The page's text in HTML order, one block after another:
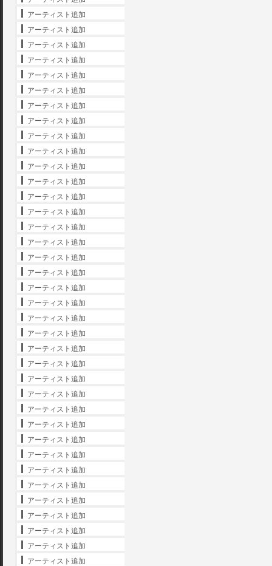
アーティスト追加
アーティスト追加
アーティスト追加
アーティスト追加
アーティスト追加
アーティスト追加
アーティスト追加
アーティスト追加
アーティスト追加
アーティスト追加
アーティスト追加
アーティスト追加
アーティスト追加
アーティスト追加
アーティスト追加
アーティスト追加
アーティスト追加
アーティスト追加
アーティスト追加
アーティスト追加
アーティスト追加
アーティスト追加
アーティスト追加
アーティスト追加
アーティスト追加
アーティスト追加
アーティスト追加
アーティスト追加
アーティスト追加
アーティスト追加
アーティスト追加
アーティスト追加
アーティスト追加
アーティスト追加
アーティスト追加
アーティスト追加
アーティスト追加